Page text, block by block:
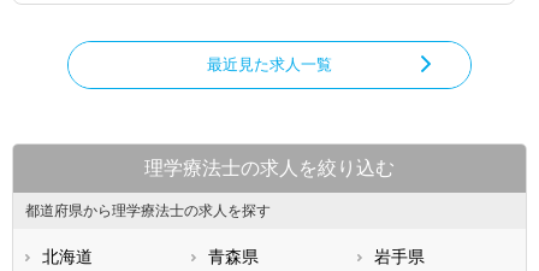
最近見た求人一覧
理学療法士の求人を絞り込む
都道府県から理学療法士の求人を探す
北海道 青森県
岩手県